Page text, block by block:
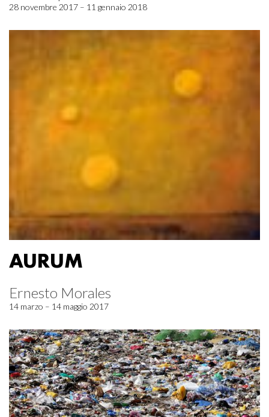
28 novembre 2017 – 11 gennaio 2018
AURUM
Ernesto Morales
14 marzo – 14 maggio 2017